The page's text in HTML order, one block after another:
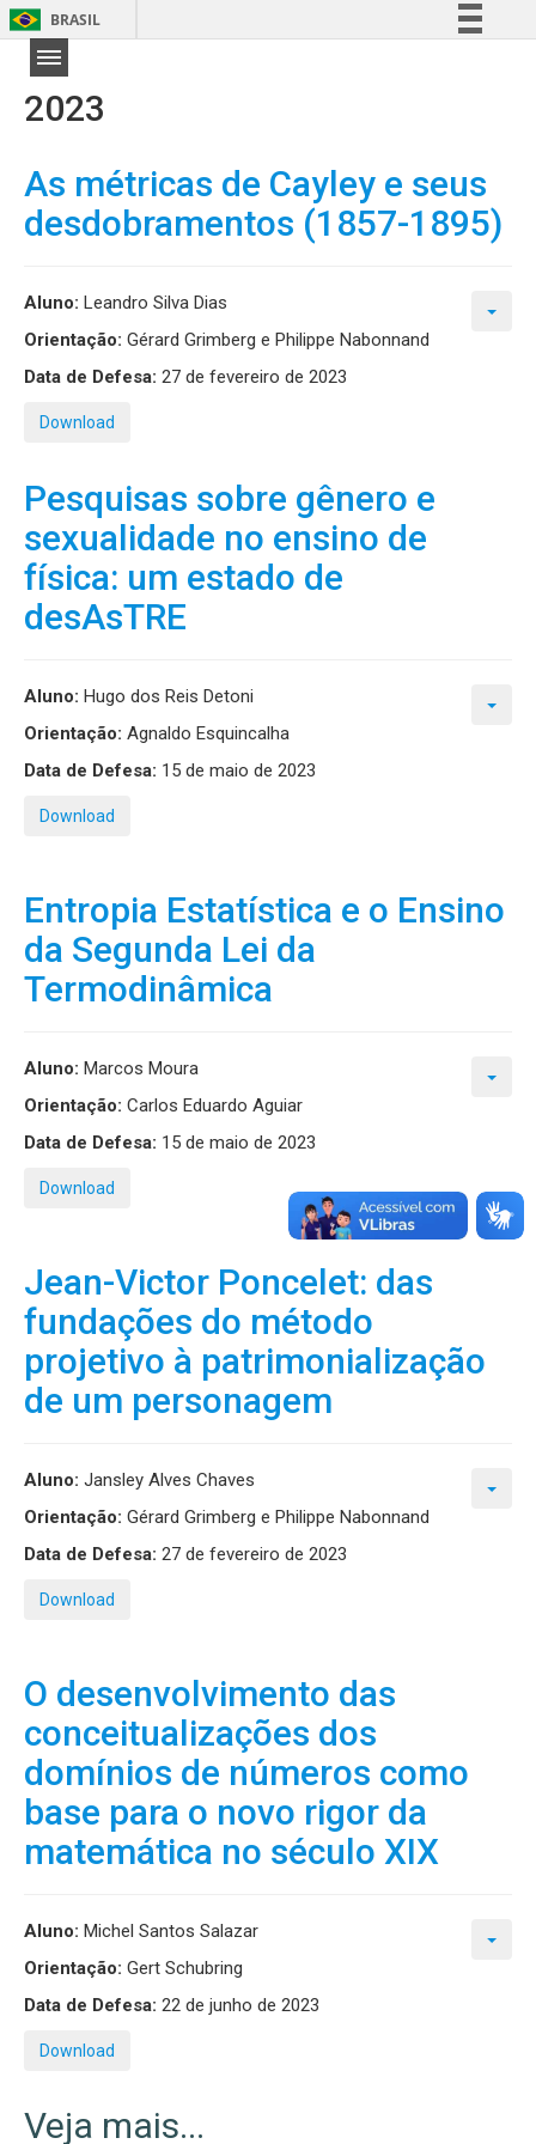
BRASIL
Acesso à informação
Legislação
Canais
2023
As métricas de Cayley e seus
desdobramentos (1857-1895)
Aluno: Leandro Silva Dias
Orientação: Gérard Grimberg e Philippe Nabonnand
Data de Defesa: 27 de fevereiro de 2023
Download
Pesquisas sobre gênero e
sexualidade no ensino de
física: um estado de
desAsTRE
Aluno: Hugo dos Reis Detoni
Orientação: Agnaldo Esquincalha
Data de Defesa: 15 de maio de 2023
Download
Entropia Estatística e o Ensino
da Segunda Lei da
Termodinâmica
Aluno: Marcos Moura
Orientação: Carlos Eduardo Aguiar
Data de Defesa: 15 de maio de 2023
Download
Jean-Victor Poncelet: das
fundações do método
projetivo à patrimonialização
de um personagem
Aluno: Jansley Alves Chaves
Orientação: Gérard Grimberg e Philippe Nabonnand
Data de Defesa: 27 de fevereiro de 2023
Download
O desenvolvimento das
conceitualizações dos
domínios de números como
base para o novo rigor da
matemática no século XIX
Aluno: Michel Santos Salazar
Orientação: Gert Schubring
Data de Defesa: 22 de junho de 2023
Download